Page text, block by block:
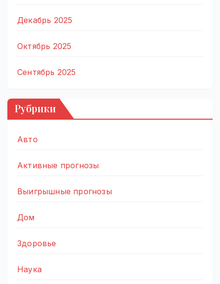
Декабрь 2025
Октябрь 2025
Сентябрь 2025
Рубрики
Авто
Активные прогнозы
Выигрышные прогнозы
Дом
Здоровье
Наука